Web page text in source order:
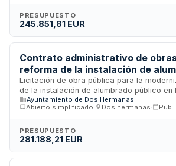
único criterio de precio como mejor
ejecución requiere coordinar diferentes
iluminación pública en la zona
PRESUPUESTO
245.851,81 EUR
Contrato administrativo de
reforma de la instalación de
en la Barriada la Motilla -
Hermanas
Licitación de obra pública para la
de la instalación de alumbrado público en
Motilla del municipio de Dos Hermanas. El
mediante procedimiento abierto
contratación se realiza al amparo de
presupuestaria municipal para
Ayuntamiento de Dos Hermanas
Abierto simplificado
Dos hermanas Pub.
PRESUPUESTO
281.188,21 EUR